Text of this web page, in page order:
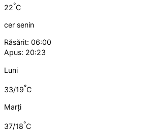
22°C
cer senin
Răsărit: 06:00
Apus: 20:23
Luni
33/19°C
Marți
37/18°C